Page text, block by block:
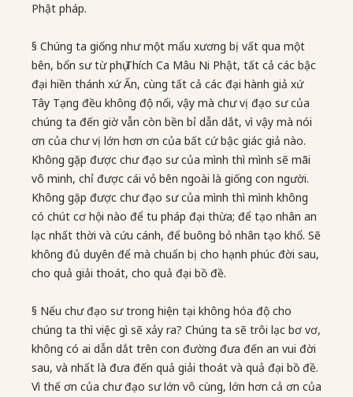
Phật pháp.
§ Chúng ta giống như một mẩu xương bị vất qua một
bên, bổn sư từ phụ Thích Ca Mâu Ni Phật, tất cả các bậc
đại hiền thánh xứ Ấn, cùng tất cả các đại hành giả xứ
Tây Tạng đều không độ nổi, vậy mà chư vị đạo sư của
chúng ta đến giờ vẫn còn bền bỉ dẫn dắt, vì vậy mà nói
ơn của chư vị lớn hơn ơn của bất cứ bậc giác giả nào.
Không gặp được chư đạo sư của mình thì mình sẽ mãi
vô minh, chỉ được cái vỏ bên ngoài là giống con người.
Không gặp được chư đạo sư của mình thì mình không
có chút cơ hội nào để tu pháp đại thừa; để tạo nhân an
lạc nhất thời và cứu cánh, để buông bỏ nhân tạo khổ. Sẽ
không đủ duyên để mà chuẩn bị cho hạnh phúc đời sau,
cho quả giải thoát, cho quả đại bồ đề.
§ Nếu chư đạo sư trong hiện tại không hóa độ cho
chúng ta thì việc gì sẽ xảy ra? Chúng ta sẽ trôi lạc bơ vơ,
không có ai dẫn dắt trên con đường đưa đến an vui đời
sau, và nhất là đưa đến quả giải thoát và quả đại bồ đề.
Vì thế ơn của chư đạo sư lớn vô cùng, lớn hơn cả ơn của